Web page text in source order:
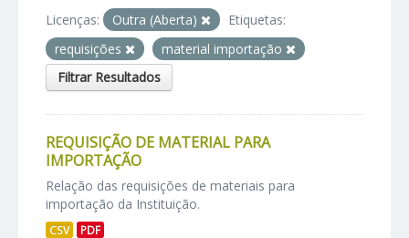
Licenças: Outra (Aberta)
Etiquetas:
requisições
material importação
Filtrar Resultados
REQUISIÇÃO DE MATERIAL PARA
IMPORTAÇÃO
Relação das requisições de materiais para
importação da Instituição.
CSV PDF